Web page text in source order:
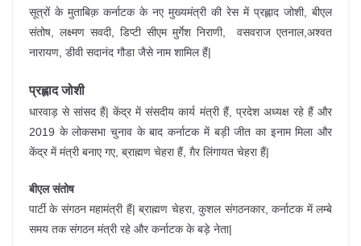
सूत्रों के मुताबिक़ कर्नाटक के नए मुख्यमंत्री की रेस में प्रह्लाद जोशी, बीएल
संतोष, लक्ष्मण सवदी, डिप्टी सीएम मुर्गेश निराणी, वसवराज एतनाल,अश्वत
नारायण, डीवी सदानंद गौडा जैसे नाम शामिल हैं|
प्रह्लाद जोशी
धारवाड़ से सांसद हैं| केंद्र में संसदीय कार्य मंत्री हैं, प्रदेश अध्यक्ष रहे हैं और
2019 के लोकसभा चुनाव के बाद कर्नाटक में बड़ी जीत का इनाम मिला और
केंद्र में मंत्री बनाए गए, ब्राह्मण चेहरा हैं, ग़ैर लिंगायत चेहरा हैं|
बीएल संतोष
पार्टी के संगठन महामंत्री हैं| ब्राह्मण चेहरा, कुशल संगठनकार, कर्नाटक में लम्बे
समय तक संगठन मंत्री रहे और कर्नाटक के बड़े नेता|